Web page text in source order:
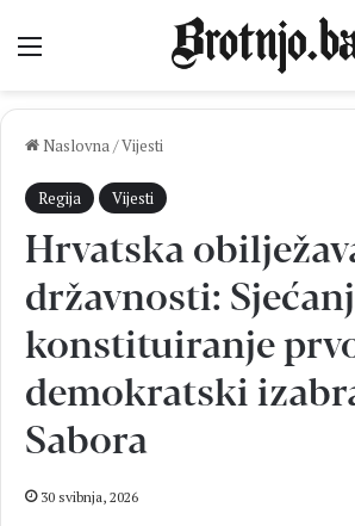
Izbornik
Naslovna/Vijesti
Regija Vijesti
Hrvatska
državnosti:
konstituiranje
demokratski
Sabora
30 svibnja, 2026